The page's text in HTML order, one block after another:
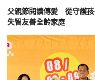
父親節閱讀傳愛 從守護
失智友善全齡家庭